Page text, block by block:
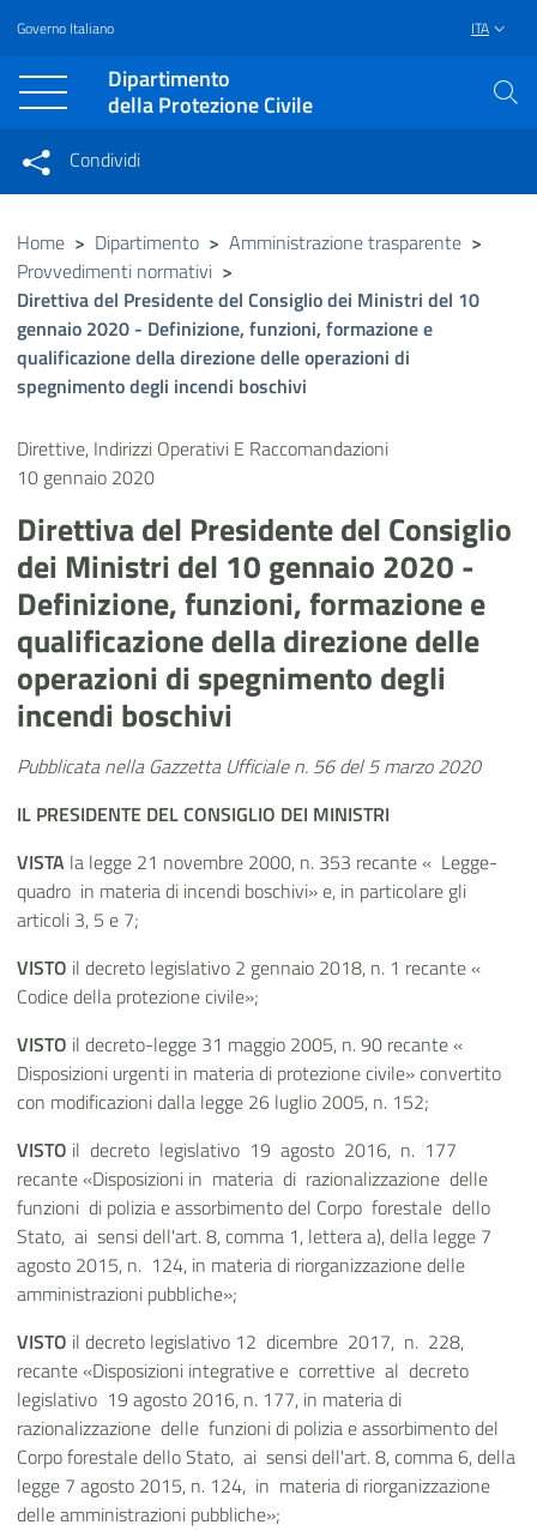
Vai al contenuto principale
Raggiungi il piè di pagina
Governo Italiano ITA
Dipartimento
della Protezione Civile
Condividi su Facebook
Condividi su Twitter
Condividi su LinkedIn
Condividi
Condividi sui social network
Home > Dipartimento > Amministrazione trasparente >
Provvedimenti normativi >
Direttiva del Presidente del Consiglio dei Ministri del 10
gennaio 2020 - Definizione, funzioni, formazione e
qualificazione della direzione delle operazioni di
spegnimento degli incendi boschivi
Direttive, Indirizzi Operativi E Raccomandazioni
10 gennaio 2020
Direttiva del Presidente del Consiglio
dei Ministri del 10 gennaio 2020 -
Definizione, funzioni, formazione e
qualificazione della direzione delle
operazioni di spegnimento degli
incendi boschivi
Pubblicata nella Gazzetta Ufficiale n. 56 del 5 marzo 2020
IL PRESIDENTE DEL CONSIGLIO DEI MINISTRI
VISTA la legge 21 novembre 2000, n. 353 recante « Legge-
quadro in materia di incendi boschivi» e, in particolare gli
articoli 3, 5 e 7;
VISTO il decreto legislativo 2 gennaio 2018, n. 1 recante «
Codice della protezione civile»;
VISTO il decreto-legge 31 maggio 2005, n. 90 recante «
Disposizioni urgenti in materia di protezione civile» convertito
con modificazioni dalla legge 26 luglio 2005, n. 152;
VISTO il decreto legislativo 19 agosto 2016, n. 177
recante «Disposizioni in materia di razionalizzazione delle
funzioni di polizia e assorbimento del Corpo forestale dello
Stato, ai sensi dell'art. 8, comma 1, lettera a), della legge 7
agosto 2015, n. 124, in materia di riorganizzazione delle
amministrazioni pubbliche»;
VISTO il decreto legislativo 12 dicembre 2017, n. 228,
recante «Disposizioni integrative e correttive al decreto
legislativo 19 agosto 2016, n. 177, in materia di
razionalizzazione delle funzioni di polizia e assorbimento del
Corpo forestale dello Stato, ai sensi dell'art. 8, comma 6, della
legge 7 agosto 2015, n. 124, in materia di riorganizzazione
delle amministrazioni pubbliche»;